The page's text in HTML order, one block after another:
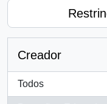
Creador
Todos